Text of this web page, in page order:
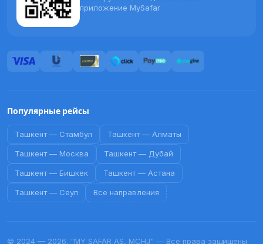
приложение MySafar
Популярные рейсы
Ташкент— Стамбул Ташкент— Алматы
Ташкент— Москва Ташкент— Дубай
Ташкент— Бишкек Ташкент— Астана
Ташкент— Сеул Все направления
© 2024 — 2026. "MY SAFAR AS, MCHJ" — Все права защищены.